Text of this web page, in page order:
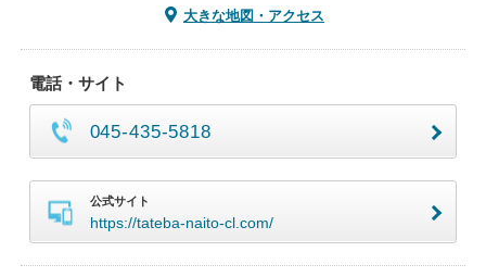
大きな地図・アクセス
電話・サイト
045-435-5818
公式サイト
https://tateba-naito-cl.com/